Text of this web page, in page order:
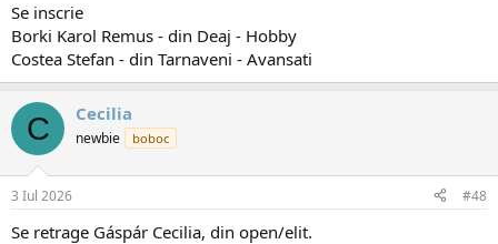
Se inscrie
Borki Karol Remus - din Deaj - Hobby
Costea Stefan - din Tarnaveni - Avansati
C Cecilia
newbie boboc
3 Iul 2026 #48
Se retrage Gáspár Cecilia, din open/elit.